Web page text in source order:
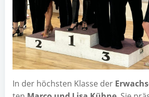
In der höchs­ten Klas­se der